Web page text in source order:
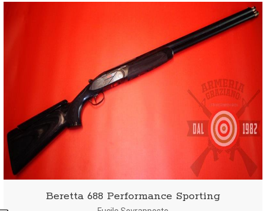
Beretta 688 Performance Sporting